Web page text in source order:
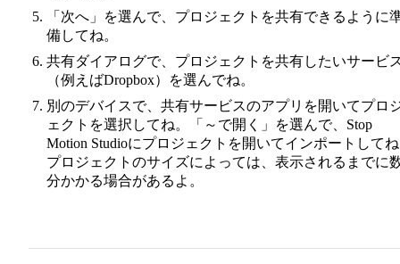
「次へ」を選んで、プロジェクトを共有できるように
備してね。
共有ダイアログで、プロジェクトを共有したいサービ
（例えばDropbox）を選んでね。
別のデバイスで、共有サービスのアプリを開いてプロ
ェクトを選択してね。「～で開く」を選んで、Stop
Motion Studioにプロジェクトを開いてインポートして
プロジェクトのサイズによっては、表示されるまでに
分かかる場合があるよ。